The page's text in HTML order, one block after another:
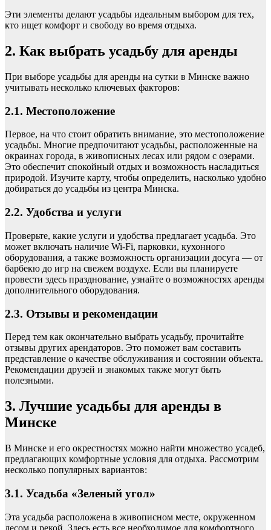
Эти элементы делают усадьбы идеальным выбором для тех,
кто ищет комфорт и свободу во время отдыха.
2. Как выбрать усадьбу для аренды
При выборе усадьбы для аренды на сутки в Минске важно
учитывать несколько ключевых факторов:
2.1. Местоположение
Первое, на что стоит обратить внимание, это местоположение
усадьбы. Многие предпочитают усадьбы, расположенные на
окраинах города, в живописных лесах или рядом с озерами.
Это обеспечит спокойный отдых и возможность насладиться
природой. Изучите карту, чтобы определить, насколько удобно
добираться до усадьбы из центра Минска.
2.2. Удобства и услуги
Проверьте, какие услуги и удобства предлагает усадьба. Это
может включать наличие Wi-Fi, парковки, кухонного
оборудования, а также возможность организации досуга — от
барбекю до игр на свежем воздухе. Если вы планируете
провести здесь празднование, узнайте о возможностях аренды
дополнительного оборудования.
2.3. Отзывы и рекомендации
Перед тем как окончательно выбрать усадьбу, прочитайте
отзывы других арендаторов. Это поможет вам составить
представление о качестве обслуживания и состоянии объекта.
Рекомендации друзей и знакомых также могут быть
полезными.
3. Лучшие усадьбы для аренды в
Минске
В Минске и его окрестностях можно найти множество усадеб,
предлагающих комфортные условия для отдыха. Рассмотрим
несколько популярных вариантов:
3.1. Усадьба «Зеленый угол»
Эта усадьба расположена в живописном месте, окруженном
лесом и рекой. Здесь есть все необходимое для комфортного